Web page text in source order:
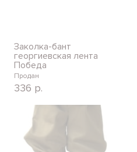
Заколка-бант
георгиевская лента
Победа
Продан
336 р.